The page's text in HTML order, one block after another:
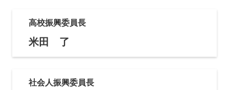
高校振興委員長
米田 了
社会人振興委員長